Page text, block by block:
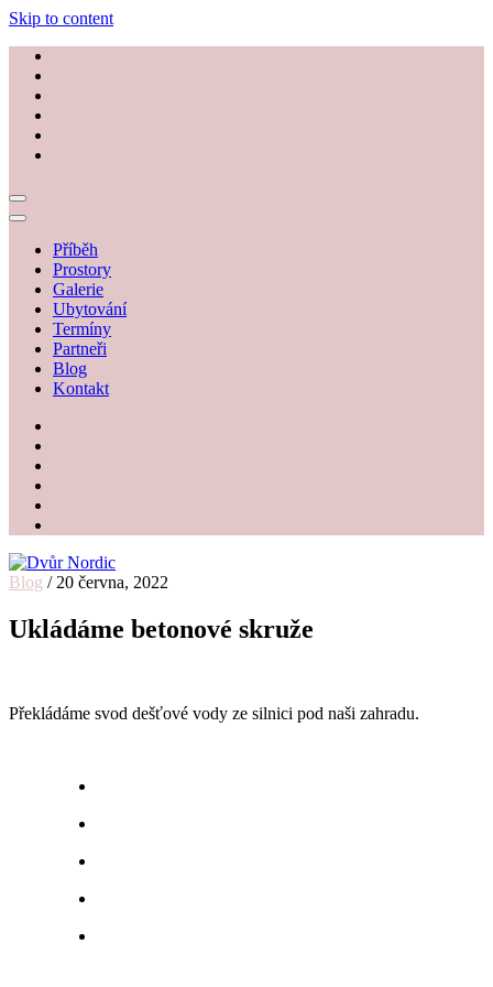
Skip to content
Příběh
Prostory
Galerie
Ubytování
Termíny
Partneři
Blog
Kontakt
Blog / 20 června, 2022
Ukládáme betonové skruže
Překládáme svod dešťové vody ze silnici pod naši zahradu.